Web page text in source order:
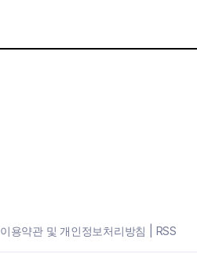
이용약관 및 개인정보처리방침 RSS